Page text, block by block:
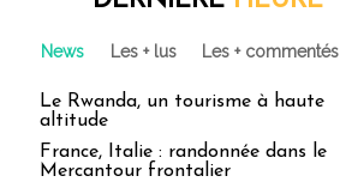
News Les + lus Les + commentés
Le Rwanda, un tourisme à haute
altitude
France, Italie : randonnée dans le
Mercantour frontalier